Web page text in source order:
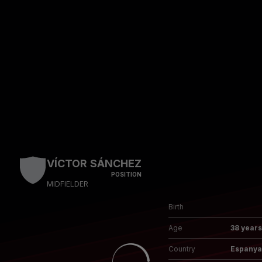
VÍCTOR SÁNCHEZ
POSITION
MIDFIELDER
Birth
Age 38 years
Country Espanya